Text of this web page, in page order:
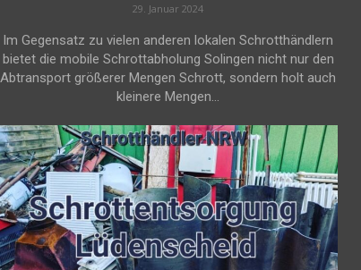
29. Januar 2024
Im Gegensatz zu vielen anderen lokalen Schrotthändlern
bietet die mobile Schrottabholung Solingen nicht nur den
Abtransport größerer Mengen Schrott, sondern holt auch
kleinere Mengen...